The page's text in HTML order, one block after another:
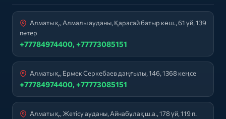
Алматы қ., Алмалы ауданы, Қарасай батыр көш., 61 үй, 139
пәтер
+77784974400, +77773085151
Алматы қ., Ермек Серкебаев даңғылы, 146, 1368 кеңсе
+77784974400, +77773085151
Алматы қ., Жетісу ауданы, Айнабұлақ ш.а., 178 үй, 119 п.